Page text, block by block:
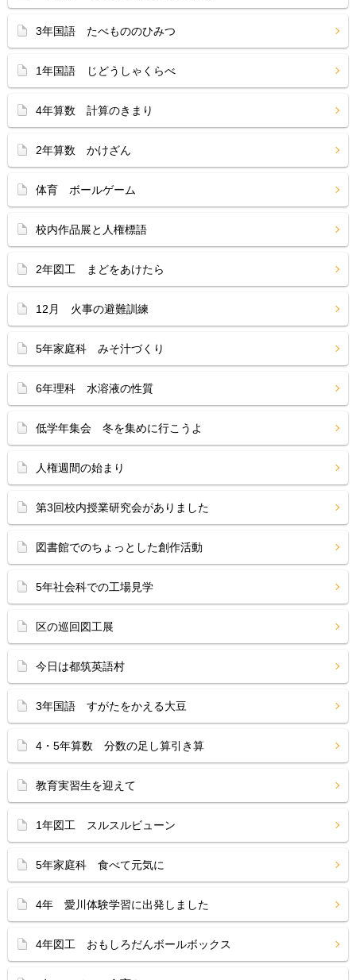
3年国語 たべもののひみつ
1年国語 じどうしゃくらべ
4年算数 計算のきまり
2年算数 かけざん
体育 ボールゲーム
校内作品展と人権標語
2年図工 まどをあけたら
12月 火事の避難訓練
5年家庭科 みそ汁づくり
6年理科 水溶液の性質
低学年集会 冬を集めに行こうよ
人権週間の始まり
第3回校内授業研究会がありました
図書館でのちょっとした創作活動
5年社会科での工場見学
区の巡回図工展
今日は都筑英語村
3年国語 すがたをかえる大豆
4・5年算数 分数の足し算引き算
教育実習生を迎えて
1年図工 スルスルビューン
5年家庭科 食べて元気に
4年 愛川体験学習に出発しました
4年図工 おもしろだんボールボックス